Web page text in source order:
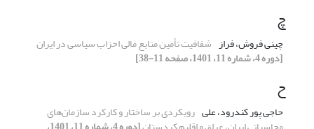
چ
چینی فروش، فراز شفافیت تأمین منابع مالی احزاب سیاسی در ایران
[دوره 4، شماره 11، 1401، صفحه 11-38]
ح
حاجی پور کندرود، علی رویکردی بر ساختار و کارکرد سازمان‌های